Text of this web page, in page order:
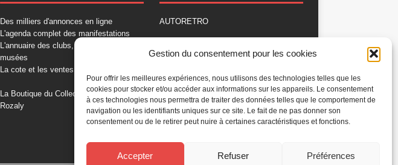
Gestion du consentement pour les cookies
Pour offrir les meilleures expériences, nous utilisons des technologies telles que les
cookies pour stocker et/ou accéder aux informations sur les appareils. Le consentement
à ces technologies nous permettra de traiter des données telles que le comportement de
navigation ou les identifiants uniques sur ce site. Le fait de ne pas donner son
consentement ou de le retirer peut nuire à certaines caractéristiques et fonctions.
Accepter Refuser Préférences
Des milliers d'annonces en ligne
L'agenda complet des manifestations
L'annuaire des clubs, professionnels,
musées
La cote et les ventes aux enchères
La Boutique du Collectionneur
Rozaly
AUTORETRO
77309 Fontainebleau Cedex
Fax: 01 60 39 69 00
Nous contacter par email
Mentions légales
Gestion des cookies